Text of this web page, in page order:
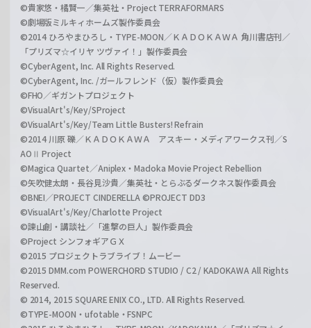
©貴家悠・橘賢一／集英社・Project TERRAFORMARS
©劇場版ミルキィホームズ製作委員会
©2014 ひろやまひろし・TYPE-MOON／ＫＡＤＯＫＡＷＡ 角川書店刊／
「プリズマ☆イリヤ ツヴァイ！」製作委員会
©CyberAgent, Inc. All Rights Reserved.
©CyberAgent, Inc. /ガールフレンド（仮）製作委員会
©FHO／ギガントプロジェクト
©VisualArt's/Key/SProject
©VisualArt's/Key/Team Little Busters! Refrain
©2014 川原 礫／ＫＡＤＯＫＡＷＡ アスキー・メディアワークス刊／S
AOⅡ Project
©Magica Quartet／Aniplex・Madoka Movie Project Rebellion
©矢吹健太朗・長谷見沙貴／集英社・とらぶるダークネス製作委員会
©BNEI／PROJECT CINDERELLA ©PROJECT DD3
©VisualArt's/Key/Charlotte Project
©諫山創・講談社／「進撃の巨人」製作委員会
©Project シンフォギアＧＸ
©2015 プロジェクトラブライブ！ムービー
©2015 DMM.com POWERCHORD STUDIO / C2 / KADOKAWA All Rights
Reserved.
© 2014, 2015 SQUARE ENIX CO., LTD. All Rights Reserved.
©TYPE-MOON・ufotable・FSNPC